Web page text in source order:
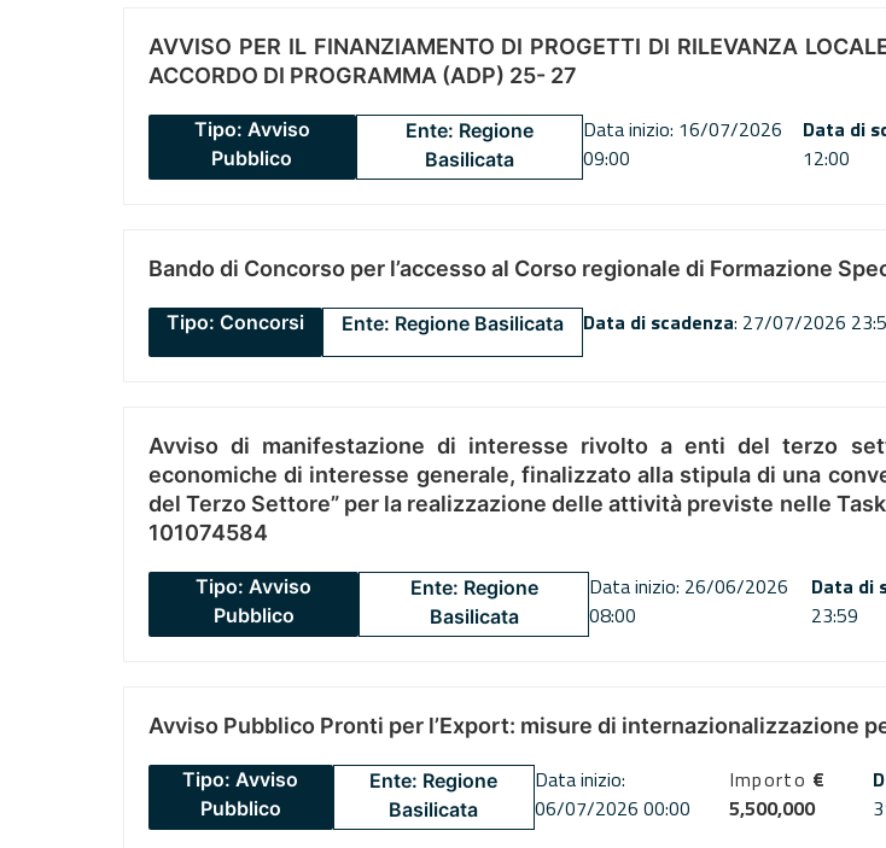
AVVISO PER IL FINANZIAMENTO DI PROGETTI DI RILEVANZA
ACCORDO DI PROGRAMMA (ADP) 25- 27
Tipo: Avviso
Pubblico
Ente: Regione
Basilicata
Data inizio: 16/07/2026
09:00
Data di
12:00
Bando di Concorso per l’accesso al Corso regionale di Formazione
Tipo: Concorsi Ente: Regione Basilicata Data di scadenza: 27/07/2026
Avviso di manifestazione di interesse rivolto a enti del terzo
economiche di interesse generale, finalizzato alla stipula di una
del Terzo Settore” per la realizzazione delle attività previste nelle
101074584
Tipo: Avviso
Pubblico
Ente: Regione
Basilicata
Data inizio: 26/06/2026
08:00
Data di
23:59
Avviso Pubblico Pronti per l’Export: misure di internazionalizzazione
Tipo: Avviso
Pubblico
Ente: Regione
Basilicata
Data inizio:
06/07/2026 00:00
Importo €
5,500,000